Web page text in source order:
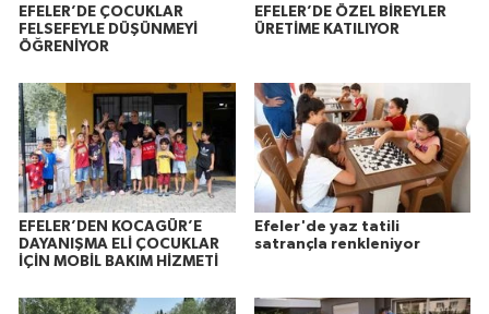
EFELER’DE ÇOCUKLAR
FELSEFEYLE DÜŞÜNMEYİ
ÖĞRENİYOR
EFELER’DE ÖZEL BİREYLER
ÜRETİME KATILIYOR
EFELER’DEN KOCAGÜR’E
DAYANIŞMA ELİ ÇOCUKLAR
İÇİN MOBİL BAKIM HİZMETİ
Efeler'de yaz tatili
satrançla renkleniyor